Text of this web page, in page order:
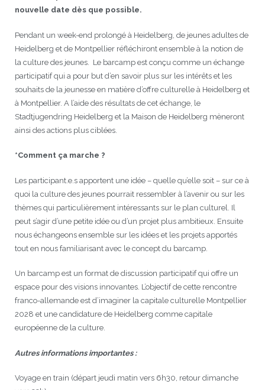
nouvelle date dès que possible.
Pendant un week-end prolongé à Heidelberg, de jeunes adultes de
Heidelberg et de Montpellier réfléchiront ensemble à la notion de
la culture des jeunes. Le barcamp est conçu comme un échange
participatif qui a pour but d’en savoir plus sur les intérêts et les
souhaits de la jeunesse en matière d’offre culturelle à Heidelberg et
à Montpellier. A l’aide des résultats de cet échange, le
Stadtjugendring Heidelberg et la Maison de Heidelberg mèneront
ainsi des actions plus ciblées.
*Comment ça marche ?
Les participant.e.s apportent une idée – quelle qu’elle soit – sur ce à
quoi la culture des jeunes pourrait ressembler à l’avenir ou sur les
thèmes qui particulièrement intéressants sur le plan culturel. Il
peut s’agir d’une petite idée ou d’un projet plus ambitieux. Ensuite
nous échangeons ensemble sur les idées et les projets apportés
tout en nous familiarisant avec le concept du barcamp.
Un barcamp est un format de discussion participatif qui offre un
espace pour des visions innovantes. L’objectif de cette rencontre
franco-allemande est d’imaginer la capitale culturelle Montpellier
2028 et une candidature de Heidelberg comme capitale
européenne de la culture.
Autres informations importantes :
Voyage en train (départ jeudi matin vers 6h30, retour dimanche